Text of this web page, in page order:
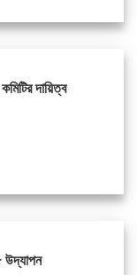
দায়িত্ব
উদ্‌যাপন